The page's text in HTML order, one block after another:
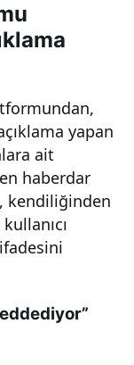
yapan
ait
haberdar
kendiliğinden